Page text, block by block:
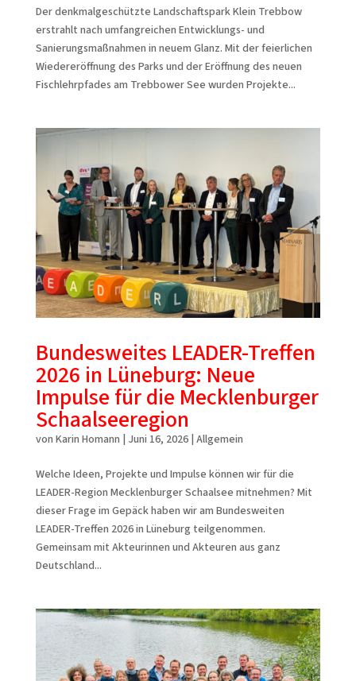
Der denkmalgeschützte Landschaftspark Klein Trebbow
erstrahlt nach umfangreichen Entwicklungs- und
Sanierungsmaßnahmen in neuem Glanz. Mit der feierlichen
Wiedereröffnung des Parks und der Eröffnung des neuen
Fischlehrpfades am Trebbower See wurden Projekte...
Bundesweites LEADER-Treffen
2026 in Lüneburg: Neue
Impulse für die Mecklenburger
Schaalseeregion
von Karin Homann Juni 16, 2026| Allgemein
Welche Ideen, Projekte und Impulse können wir für die
LEADER-Region Mecklenburger Schaalsee mitnehmen? Mit
dieser Frage im Gepäck haben wir am Bundesweiten
LEADER-Treffen 2026 in Lüneburg teilgenommen.
Gemeinsam mit Akteurinnen und Akteuren aus ganz
Deutschland...